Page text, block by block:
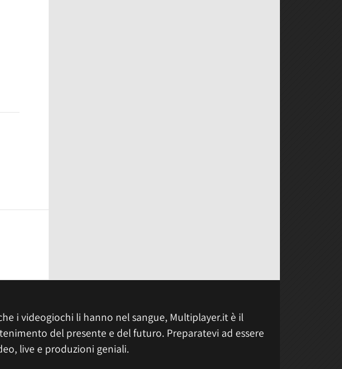
i videogiochi li hanno nel sangue, Multiplayer.it è il
del presente e del futuro. Preparatevi ad essere
live e produzioni geniali.